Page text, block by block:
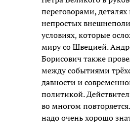
переговорами, деталях
непростых
условиях, которые
миру со Швецией.
Борисович также
между событиями
давности и
политикой.
во многом
надо очень хорошо